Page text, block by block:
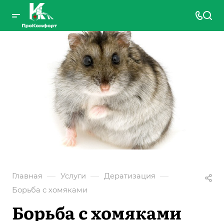
Главная — Услуги — Дератизация —
Борьба с хомяками
Борьба с хомяками